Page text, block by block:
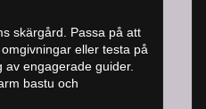
skärgård. Passa på att
eller testa på
engagerade guider.
bastu och